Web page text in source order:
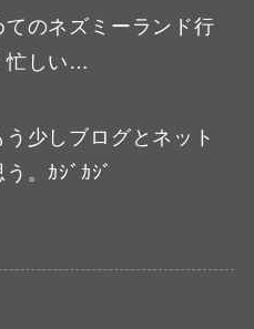
のネズミーランド行
忙しい…
少しブログとネット
。ｶｼﾞｶｼﾞ